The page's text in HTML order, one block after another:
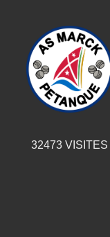
32473VISITES